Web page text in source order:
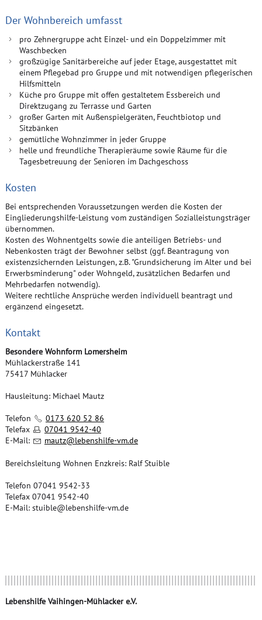
Der Wohnbereich umfasst
pro Zehnergruppe acht Einzel- und ein Doppelzimmer mit
Waschbecken
großzügige Sanitärbereiche auf jeder Etage, ausgestattet mit
einem Pflegebad pro Gruppe und mit notwendigen pflegerischen
Hilfsmitteln
Küche pro Gruppe mit offen gestaltetem Essbereich und
Direktzugang zu Terrasse und Garten
großer Garten mit Außenspielgeräten, Feuchtbiotop und
Sitzbänken
gemütliche Wohnzimmer in jeder Gruppe
helle und freundliche Therapieräume sowie Räume für die
Tagesbetreuung der Senioren im Dachgeschoss
Kosten
Bei entsprechenden Voraussetzungen werden die Kosten der
Eingliederungshilfe-Leistung vom zuständigen Sozialleistungsträger
übernommen.
Kosten des Wohnentgelts sowie die anteiligen Betriebs- und
Nebenkosten trägt der Bewohner selbst (ggf. Beantragung von
existenzsichernden Leistungen, z.B. "Grundsicherung im Alter und bei
Erwerbsminderung" oder Wohngeld, zusätzlichen Bedarfen und
Mehrbedarfen notwendig).
Weitere rechtliche Ansprüche werden individuell beantragt und
ergänzend eingesetzt.
Kontakt
Besondere Wohnform Lomersheim
Mühlackerstraße 141
75417 Mühlacker
Hausleitung: Michael Mautz
Telefon
0173 620 52 86
Telefax
07041 9542-40
E-Mail:
m tz l b nsh lf -vmd
Bereichsleitung Wohnen Enzkreis: Ralf Stuible
Telefon 07041 9542-33
Telefax 07041 9542-40
E-Mail: stuible@lebenshilfe-vm.de
Lebenshilfe Vaihingen-Mühlacker e.V.